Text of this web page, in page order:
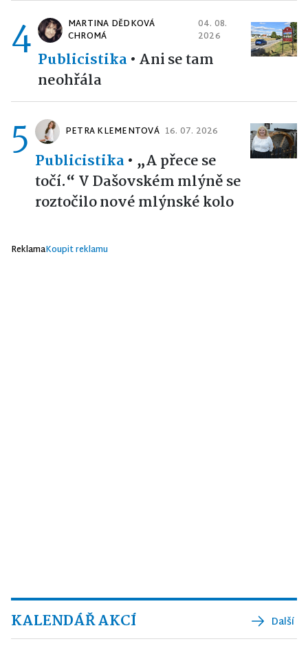
4
MARTINA DĚDKOVÁ
CHROMÁ
04. 08.
2026
Publicistika• Ani se tam
neohřála
5 PETRA KLEMENTOVÁ 16. 07. 2026
Publicistika• „A přece se
točí.“ V Dašovském mlýně se
roztočilo nové mlýnské kolo
ReklamaKoupit reklamu
KALENDÁŘ AKCÍ Další